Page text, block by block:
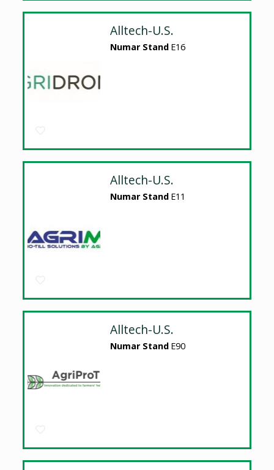
Alltech-U.S.
Numar Stand E16
Alltech-U.S.
Numar Stand E11
Alltech-U.S.
Numar Stand E90